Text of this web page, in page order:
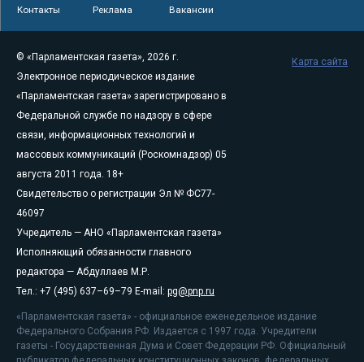
Контакты Реклама Вакансии
© «Парламентская газета», 2026 г.
Электронное периодическое издание
«Парламентская газета» зарегистрировано в
Федеральной службе по надзору в сфере
связи, информационных технологий и
массовых коммуникаций (Роскомнадзор) 05
августа 2011 года. 18+
Свидетельство о регистрации Эл № ФС77-
46097
Учредитель — АНО «Парламентская газета»
Исполняющий обязанности главного
редактора — Абдуллаев М.Р.
Тел.: +7 (495) 637–69–79 E-mail: pg@pnp.ru
«Парламентская газета» - официальное еженедельное издание
Федерального Собрания РФ. Издается с 1997 года. Учредители
газеты - Государственная Дума и Совет Федерации РФ. Официальный
Карта сайта